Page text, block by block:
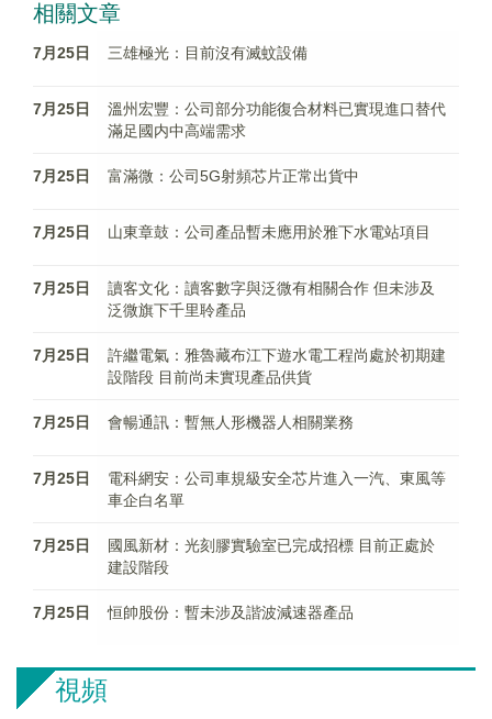
相關文章
7月25日 三雄極光：目前沒有滅蚊設備
7月25日
溫州宏豐：公司部分功能復合材料已實現進口替代
滿足國内中高端需求
7月25日 富滿微：公司5G射頻芯片正常出貨中
7月25日 山東章鼓：公司產品暫未應用於雅下水電站項目
7月25日
讀客文化：讀客數字與泛微有相關合作 但未涉及
泛微旗下千里聆產品
7月25日
許繼電氣：雅魯藏布江下遊水電工程尚處於初期建
設階段 目前尚未實現產品供貨
7月25日 會暢通訊：暫無人形機器人相關業務
7月25日
電科網安：公司車規級安全芯片進入一汽、東風等
車企白名單
7月25日
國風新材：光刻膠實驗室已完成招標 目前正處於
建設階段
7月25日 恒帥股份：暫未涉及諧波減速器產品
視頻